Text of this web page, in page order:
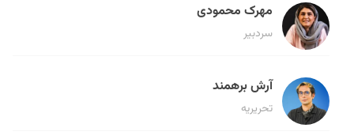
مهرک محمودی
سردبیر
آرش برهمند
تحریریه